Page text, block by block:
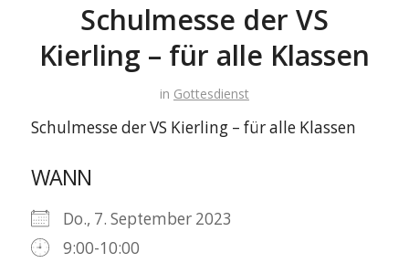
Schulmesse der VS
Kierling – für alle Klassen
in Gottesdienst
Schulmesse der VS Kierling – für alle Klassen
WANN
Do., 7. September 2023
9:00-10:00